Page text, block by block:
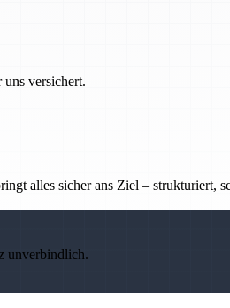
versichert.
alles sicher ans Ziel – strukturiert,
unverbindlich.